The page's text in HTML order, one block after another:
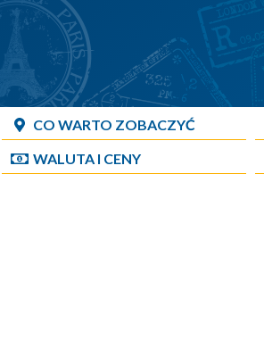
CO WARTO ZOBACZYĆ
WALUTA I CENY